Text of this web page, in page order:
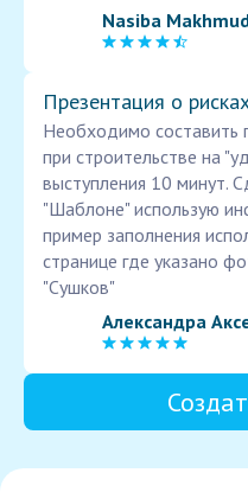
Nasiba
Презентация о
Необходимо составить
при строительстве на
выступления 10 минут.
"Шаблоне" использую
пример заполнения
странице где указано
"Сушков"
Александра